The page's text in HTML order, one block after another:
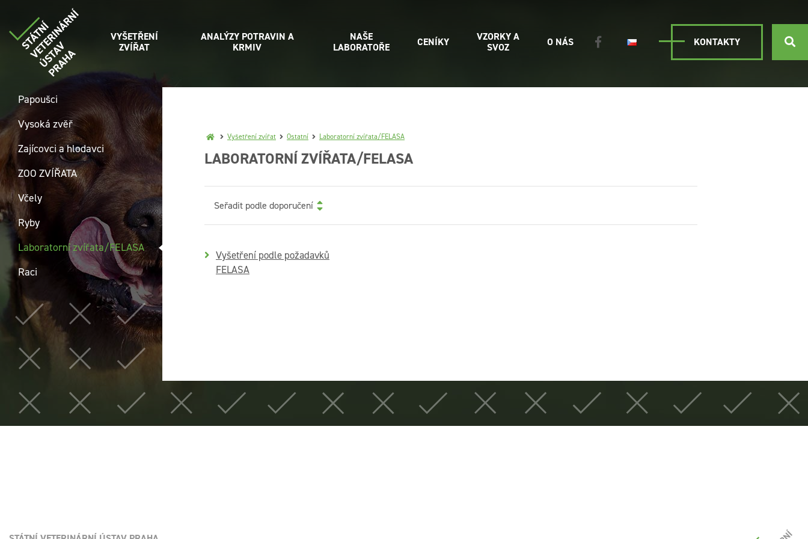
VYŠETŘENÍ
ZVÍŘAT
ANALÝZY POTRAVIN A
KRMIV
NAŠE
LABORATOŘE
CENÍKY
VZORKY A
SVOZ
O NÁS KONTAKTY
Vyšetření zvířat Ostatní Laboratorní zvířata/FELASA
LABORATORNÍ ZVÍŘATA/FELASA
Seřadit podle doporučení
Vyšetření podle požadavků
FELASA
Papoušci
Vysoká zvěř
Zajícovci a hlodavci
ZOO ZVÍŘATA
Včely
Ryby
Laboratorní zvířata/FELASA
Raci